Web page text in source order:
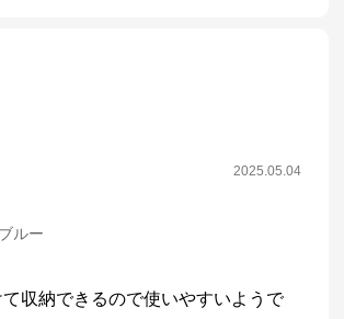
2025.05.04
ルー
収納できるので使いやすいようで